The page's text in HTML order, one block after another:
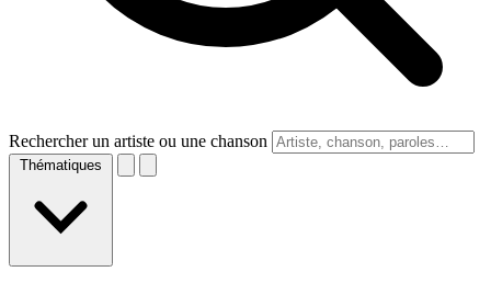
Rechercher un artiste ou une chanson
Thématiques